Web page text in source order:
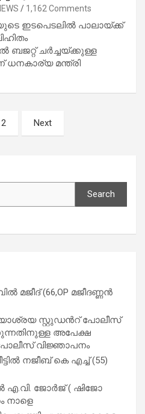
1,162 Comments
ഇടപെടലിൽ പാലായ്ക്ക്
ബജറ്റ് ചർച്ചയ്ക്കുള്ള
ധനകാര്യ മന്ത്രി
2 Next
Search
മജീദ് (66,OP മജീദണ്ണൻ
സ്റ്റുഡന്‍റ് പോലീസ്
അപേക്ഷ
വിജ്ഞാപനം
നജീബ് കെ എച്ച് (55)
എ.​വി. ജോ​ർ​ജ് ( ഷിജോ
നാളെ